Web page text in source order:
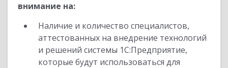
внимание на:
Наличие и количество специалистов,
аттестованных на внедрение технологий
и решений системы 1С:Предприятие,
которые будут использоваться для